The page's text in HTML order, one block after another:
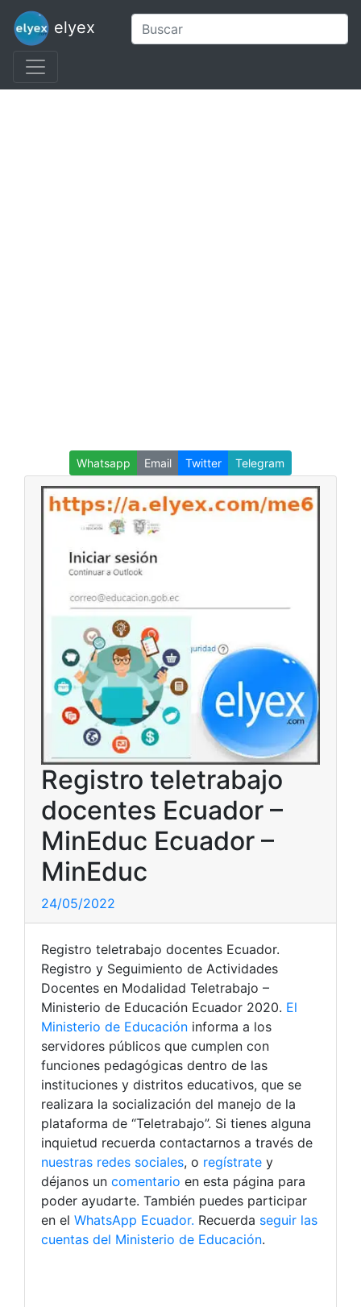
elyex
Whatsapp Email Twitter Telegram
Registro teletrabajo
docentes Ecuador –
MinEduc Ecuador –
MinEduc
24/05/2022
Registro teletrabajo docentes Ecuador.
Registro y Seguimiento de Actividades
Docentes en Modalidad Teletrabajo –
Ministerio de Educación Ecuador 2020. El
Ministerio de Educación informa a los
servidores públicos que cumplen con
funciones pedagógicas dentro de las
instituciones y distritos educativos, que se
realizara la socialización del manejo de la
plataforma de “Teletrabajo”. Si tienes alguna
inquietud recuerda contactarnos a través de
nuestras redes sociales, o regístrate y
déjanos un comentario en esta página para
poder ayudarte. También puedes participar
en el WhatsApp Ecuador. Recuerda seguir las
cuentas del Ministerio de Educación.